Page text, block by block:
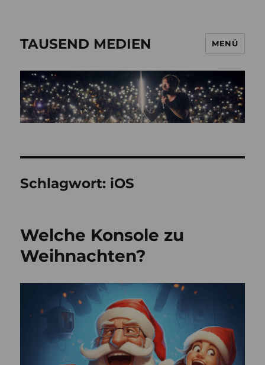
TAUSEND MEDIEN MENÜ
Schlagwort: iOS
Welche Konsole zu
Weihnachten?